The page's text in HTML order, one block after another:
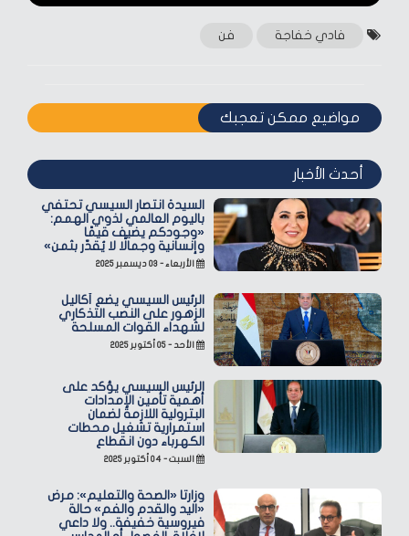
فادي خفاجة فن
مواضيع ممكن تعجبك
أحدث الأخبار
السيدة انتصار السيسي تحتفي
باليوم العالمي لذوي الهمم:
«وجودكم يضيف قيمًا
وإنسانية وجمالًا لا يُقدّر بثمن»
الأربعاء - ٠٣ ديسمبر ٢٠٢٥
الرئيس السيسي يضع أكاليل
الزهور على النصب التذكاري
لشهداء القوات المسلحة
الأحد - ٠٥ أكتوبر ٢٠٢٥
الرئيس السيسي يؤكد على
أهمية تأمين الإمدادات
البترولية اللازمة لضمان
استمرارية تشغيل محطات
الكهرباء دون انقطاع
السبت - ٠٤ أكتوبر ٢٠٢٥
وزارتا «الصحة والتعليم»: مرض
«اليد والقدم والفم» حالة
فيروسية خفيفة.. ولا داعي